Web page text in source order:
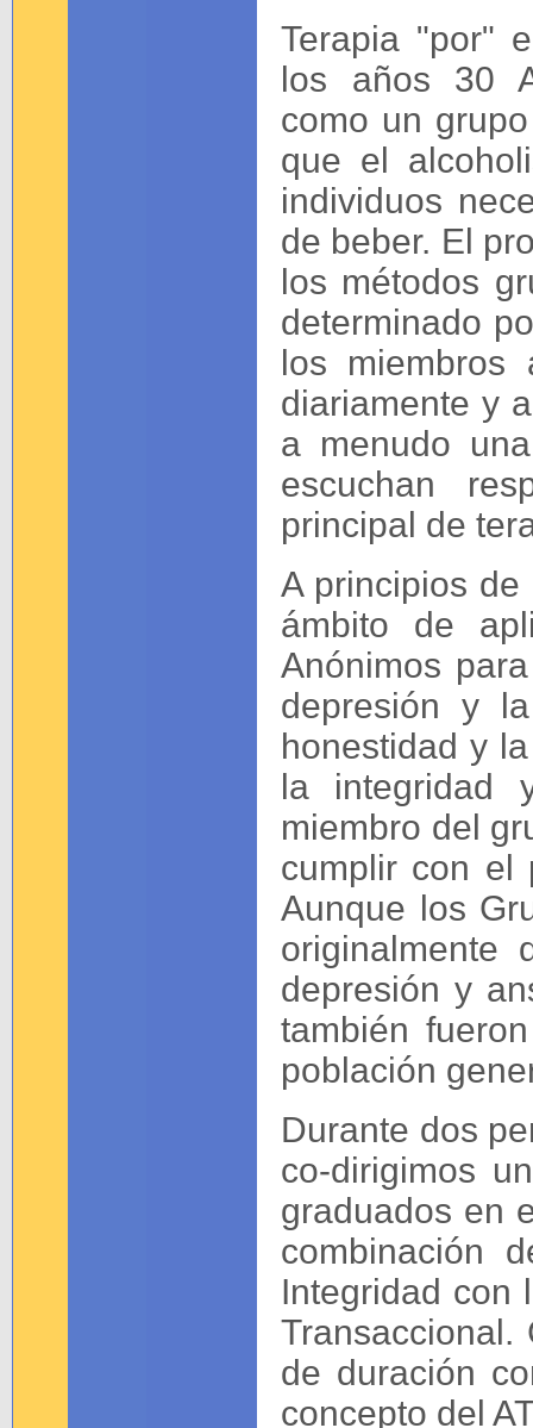
Terapia "por"
los años 30
como un
que el
individuos
de beber. El
los métodos
determinado
los
diariamente y
a menudo
escuchan
principal de
A principios
ámbito de
Anónimos
depresión y
honestidad y
la integridad
miembro del
cumplir con el
Aunque los
originalmente
depresión y
también
población
Durante dos
co-dirigimos
graduados en
combinación
Integridad con
de duración
concepto del